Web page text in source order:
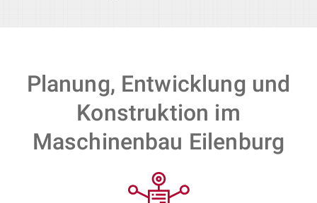
Planung, Entwicklung und
Konstruktion im
Maschinenbau Eilenburg